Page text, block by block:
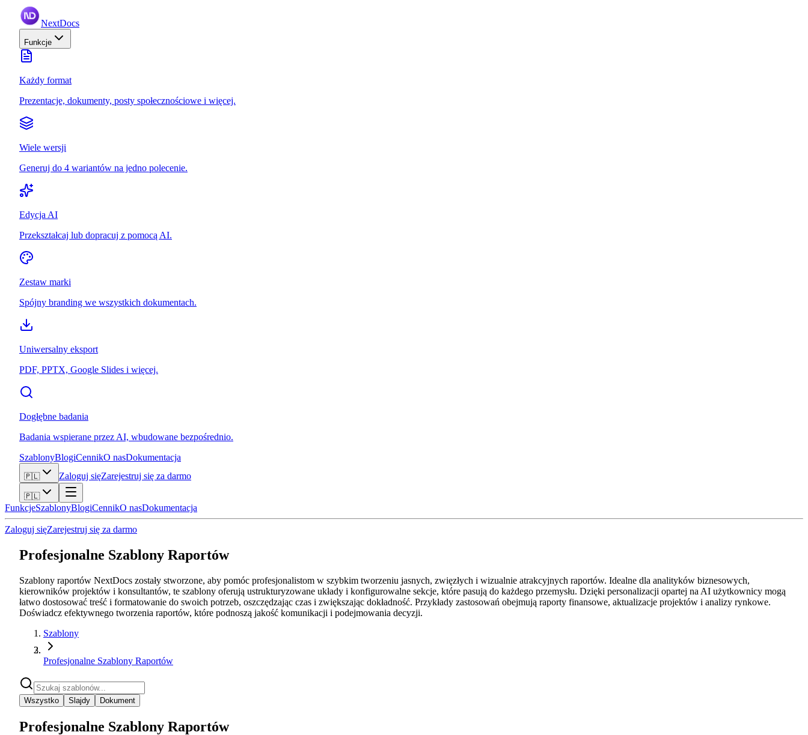
NextDocs
Funkcje
Każdy format
Prezentacje, dokumenty, posty społecznościowe i więcej.
Wiele wersji
Generuj do 4 wariantów na jedno polecenie.
Edycja AI
Przekształcaj lub dopracuj z pomocą AI.
Zestaw marki
Spójny branding we wszystkich dokumentach.
Uniwersalny eksport
PDF, PPTX, Google Slides i więcej.
Dogłębne badania
Badania wspierane przez AI, wbudowane bezpośrednio.
SzablonyBlogiCennikO nasDokumentacja
🇵🇱 Zaloguj sięZarejestruj się za darmo
🇵🇱
FunkcjeSzablonyBlogiCennikO nasDokumentacja
Zaloguj sięZarejestruj się za darmo
Profesjonalne Szablony Raportów
Szablony raportów NextDocs zostały stworzone, aby pomóc profesjonalistom w szybkim tworzeniu jasnych, zwięzłych i wizualnie atrakcyjnych raportów. Idealne dla analityków biznesowych,
kierowników projektów i konsultantów, te szablony oferują ustrukturyzowane układy i konfigurowalne sekcje, które pasują do każdego przemysłu. Dzięki personalizacji opartej na AI użytkownicy mogą
łatwo dostosować treść i formatowanie do swoich potrzeb, oszczędzając czas i zwiększając dokładność. Przykłady zastosowań obejmują raporty finansowe, aktualizacje projektów i analizy rynkowe.
Doświadcz efektywnego tworzenia raportów, które podnoszą jakość komunikacji i podejmowania decyzji.
Szablony
Profesjonalne Szablony Raportów
Wszystko Slajdy Dokument
Profesjonalne Szablony Raportów